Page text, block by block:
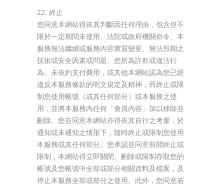
22. 終止
您同意本網站得依其判斷因任何理由，包含但不
限於一定期間未使用、法院或政府機關命令、本
服務無法繼續或服務內容實質變更、無法預期之
技術或安全因素或問題、您所為詐欺或違法行
為、未依約支付費用，或其他本網站認為您已經
違反本服務條款的明文規定及精神，而終止或限
制您使用帳號（或其任何部分）或本服務之使
用，並將本服務內任何「會員內容」加以移除並
刪除。您並同意本網站亦得依其自行之考量，於
通知或未通知之情形下，隨時終止或限制您使用
本服務或其任何部分。您承認並同意前開終止或
限制，本網站得立即關閉、刪除或限制存取您的
帳號及您帳號中全部或部分相關資料及檔案，及
停止本服務全部或部分之使用。此外，您同意若